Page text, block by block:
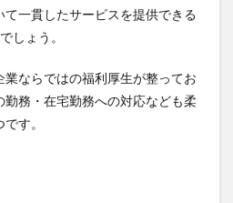
て一貫したサービスを提供できる
しょう。
ならではの福利厚生が整ってお
勤務・在宅勤務への対応なども柔
す。